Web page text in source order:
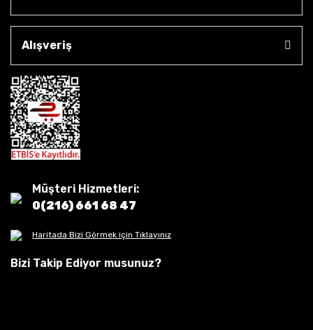
Alışveriş
Müşteri Hizmetleri:
0(216) 661 68 47
Haritada Bizi Görmek için Tıklayınız
Bizi Takip Ediyor musunuz?